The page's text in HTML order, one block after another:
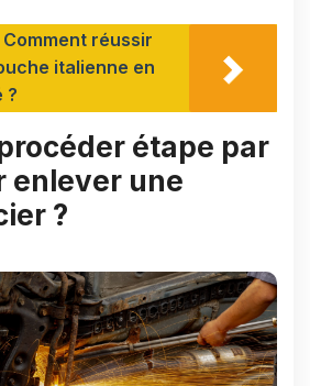
Comment réussir
italienne en
?
étape par
enlever une
?